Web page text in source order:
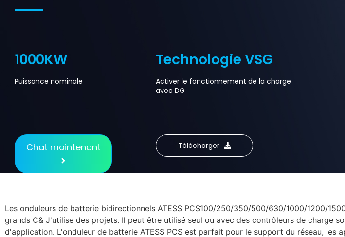
1000KW
Puissance nominale
Technologie VSG
Activer le fonctionnement de la charge
avec DG
Chat maintenant Télécharger
Les onduleurs de batterie bidirectionnels ATESS PCS100/250/350/500/630/1000/1200/
grands C& J'utilise des projets. Il peut être utilisé seul ou avec des contrôleurs de charge
d'application. L'onduleur de batterie ATESS PCS est parfait pour le support du réseau, les